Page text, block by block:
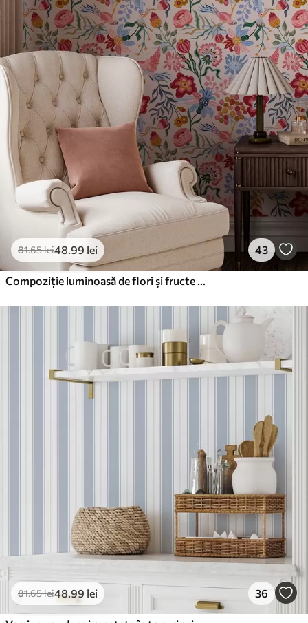
81.65lei48.99 lei 43
Compoziție luminoasă de flori și fructe de pădure cu papagali
81.65lei48.99 lei 36